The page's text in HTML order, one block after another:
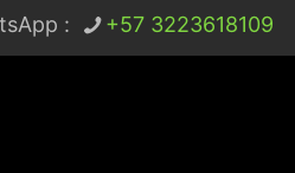
: +57 3223618109